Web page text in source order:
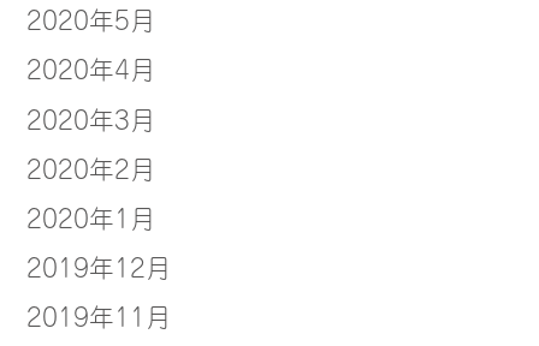
2020年5月
2020年4月
2020年3月
2020年2月
2020年1月
2019年12月
2019年11月